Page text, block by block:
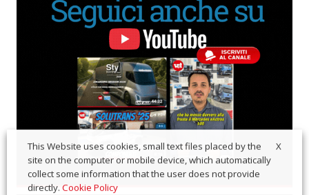
X
This Website uses cookies, small text files placed by the
site on the computer or mobile device, which automatically
collect some information that the user does not provide
directly. Cookie Policy